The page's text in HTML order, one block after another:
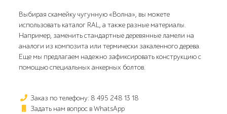
Выбирая скамейку чугунную «Волна», вы можете
использовать каталог RAL, а также разные материалы.
Например, заменить стандартные деревянные ламели на
аналоги из композита или термически закаленного дерева.
Еще мы предлагаем надежно зафиксировать конструкцию с
помощью специальных анкерных болтов.
Заказ по телефону: 8 495 248 13 18
Задать нам вопрос в WhatsApp